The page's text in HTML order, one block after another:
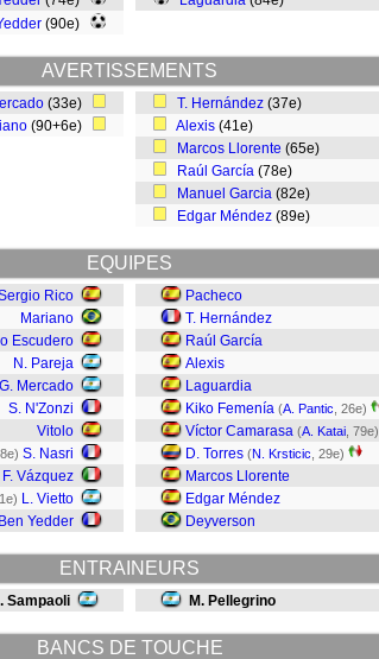
(90e)
AVERTISSEMENTS
(33e)
(90+6e)
T. Hernández (37e)
Alexis (41e)
Marcos Llorente (65e)
Raúl García (78e)
Manuel Garcia (82e)
Edgar Méndez (89e)
EQUIPES
Rico
Mariano
Escudero
N. Pareja
G. Mercado
S. N'Zonzi
Vitolo
S. Nasri
F. Vázquez
L. Vietto
Yedder
Pacheco
T. Hernández
Raúl García
Alexis
Laguardia
Kiko Femenía (A. Pantic , 26e)
Víctor Camarasa (A. Katai , 79e)
D. Torres (N. Krsticic , 29e)
Marcos Llorente
Edgar Méndez
Deyverson
ENTRAINEURS
Sampaoli M. Pellegrino
BANCS DE TOUCHE